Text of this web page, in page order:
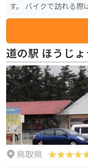
す。 バイクで訪れる際は、無料の駐車場があるので安心です。道の駅の目の
前には、日本海を望む
っています。夏には海
のにも最適です。 また、道の駅 あらエッサ周辺には、波の浸食によってでき
た断崖絶壁が続く「立
海岸」など、観光スポットも点在し
な魚介類を使った「あ
ば」などがおすすめで
ください。
道の駅 ほうじょ
鳥取県